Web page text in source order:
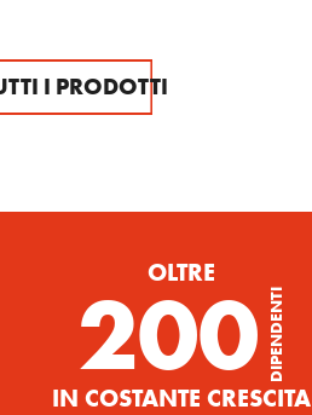
I PRODOTTI
OLTRE
200DIPENDENTI
IN COSTANTE CRESCITA